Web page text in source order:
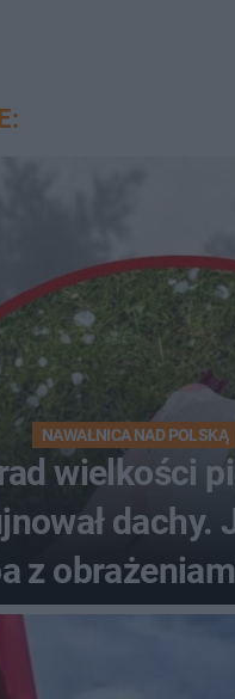
NAWAŁNICA NAD POLSKĄ
wielkości
dachy.
z
do szpitala